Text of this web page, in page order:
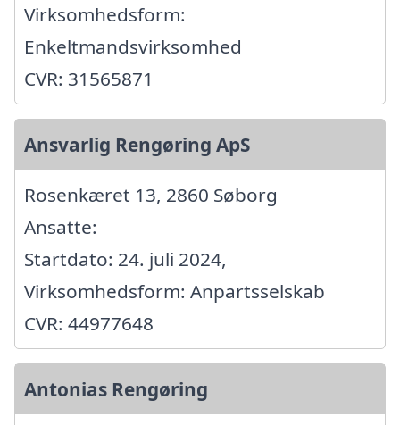
Virksomhedsform:
Enkeltmandsvirksomhed
CVR: 31565871
Ansvarlig Rengøring ApS
Rosenkæret 13, 2860 Søborg
Ansatte:
Startdato: 24. juli 2024,
Virksomhedsform: Anpartsselskab
CVR: 44977648
Antonias Rengøring